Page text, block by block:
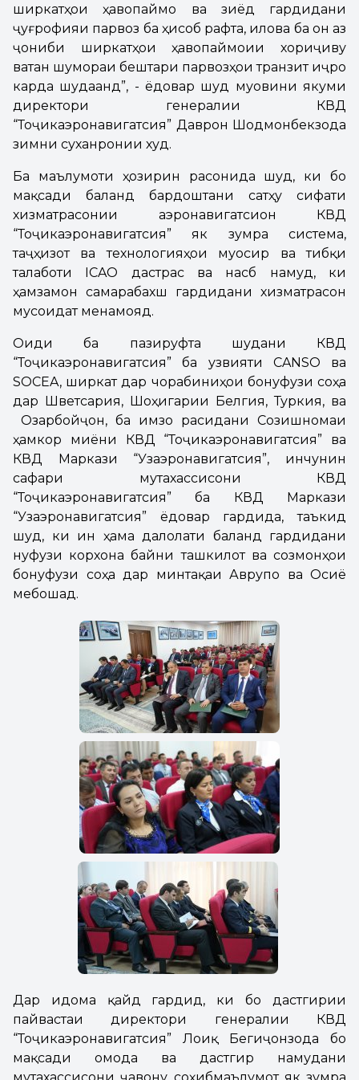
ширкатҳои ҳавопаймоӣ ва зиёд гардидани
ҷуғрофияи парвоз ба ҳисоб рафта, илова ба он аз
ҷониби ширкатҳои ҳавопаймоии хориҷиву
ватанӣ шумораи бештари парвозҳои транзитӣ иҷро
карда шудаанд”, - ёдовар шуд муовини якуми
директори генералии КВД
“Тоҷикаэронавигатсия” Даврон Шодмонбекзода
зимни суханронии худ.
Ба маълумоти ҳозирин расонида шуд, ки бо
мақсади баланд бардоштани сатҳу сифати
хизматрасонии аэронавигатсионӣ КВД
“Тоҷикаэронавигатсия” як зумра система,
таҷҳизот ва технологияҳои муосир ва тибқи
талаботи ICAO дастрас ва насб намуд, ки
ҳамзамон самарабахш гардидани хизматрасонӣ
мусоидат менамояд.
Оиди ба пазируфта шудани КВД
“Тоҷикаэронавигатсия” ба узвияти CANSO ва
SOCEA, ширкат дар чорабиниҳои бонуфузи соҳа
дар Шветсария, Шоҳигарии Белгия, Туркия, ва
Озарбойҷон, ба имзо расидани Созишномаи
ҳамкорӣ миёни КВД “Тоҷикаэронавигатсия” ва
КВД Маркази “Узаэронавигатсия”, инчунин
сафари мутахассисони КВД
“Тоҷикаэронавигатсия” ба КВД Маркази
“Узаэронавигатсия” ёдовар гардида, таъкид
шуд, ки ин ҳама далолати баланд гардидани
нуфузи корхона байни ташкилот ва созмонҳои
бонуфузи соҳа дар минтақаи Аврупо ва Осиё
мебошад.
Дар идома қайд гардид, ки бо дастгирии
пайвастаи директори генералии КВД
“Тоҷикаэронавигатсия” Лоиқ Бегиҷонзода бо
мақсади омода ва дастгирӣ намудани